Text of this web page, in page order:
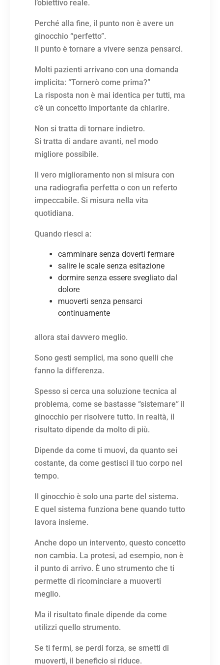
l’obiettivo reale.
Perché alla fine, il punto non è avere un
ginocchio “perfetto”.
Il punto è tornare a vivere senza pensarci.
Molti pazienti arrivano con una domanda
implicita: “Tornerò come prima?”
La risposta non è mai identica per tutti, ma
c’è un concetto importante da chiarire.
Non si tratta di tornare indietro.
Si tratta di andare avanti, nel modo
migliore possibile.
Il vero miglioramento non si misura con
una radiografia perfetta o con un referto
impeccabile. Si misura nella vita
quotidiana.
Quando riesci a:
camminare senza doverti fermare
salire le scale senza esitazione
dormire senza essere svegliato dal
dolore
muoverti senza pensarci
continuamente
allora stai davvero meglio.
Sono gesti semplici, ma sono quelli che
fanno la differenza.
Spesso si cerca una soluzione tecnica al
problema, come se bastasse “sistemare” il
ginocchio per risolvere tutto. In realtà, il
risultato dipende da molto di più.
Dipende da come ti muovi, da quanto sei
costante, da come gestisci il tuo corpo nel
tempo.
Il ginocchio è solo una parte del sistema.
E quel sistema funziona bene quando tutto
lavora insieme.
Anche dopo un intervento, questo concetto
non cambia. La protesi, ad esempio, non è
il punto di arrivo. È uno strumento che ti
permette di ricominciare a muoverti
meglio.
Ma il risultato finale dipende da come
utilizzi quello strumento.
Se ti fermi, se perdi forza, se smetti di
muoverti, il beneficio si riduce.